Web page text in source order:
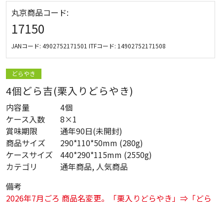
丸京商品コード:
17150
JANコード: 4902752171501 ITFコード: 14902752171508
どらやき
4個どら吉(栗入りどらやき)
内容量
4個
ケース入数
8×1
賞味期限
通年90日(未開封)
商品サイズ
290*110*50mm (280g)
ケースサイズ
440*290*115mm (2550g)
カテゴリ
通年商品, 人気商品
備考
2026年7月ごろ 商品名変更。「栗入りどらやき」⇒「どら